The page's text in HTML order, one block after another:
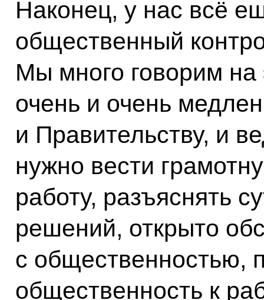
Наконец, у нас всё
общественный
Мы много говорим на
очень и очень
и Правительству, и
нужно вести
работу, разъяснять
решений, открыто
с общественностью,
общественность к